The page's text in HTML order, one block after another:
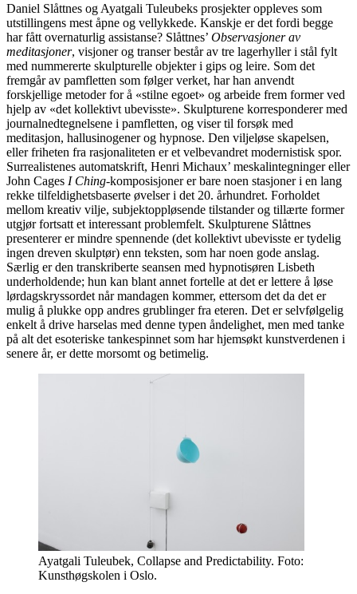
Daniel Slåttnes og Ayatgali Tuleubeks prosjekter oppleves som
utstillingens mest åpne og vellykkede. Kanskje er det fordi begge
har fått overnaturlig assistanse? Slåttnes’ Observasjoner av
meditasjoner, visjoner og transer består av tre lagerhyller i stål fylt
med nummererte skulpturelle objekter i gips og leire. Som det
fremgår av pamfletten som følger verket, har han anvendt
forskjellige metoder for å «stilne egoet» og arbeide frem former ved
hjelp av «det kollektivt ubevisste». Skulpturene korresponderer med
journalnedtegnelsene i pamfletten, og viser til forsøk med
meditasjon, hallusinogener og hypnose. Den viljeløse skapelsen,
eller friheten fra rasjonaliteten er et velbevandret modernistisk spor.
Surrealistenes automatskrift, Henri Michaux’ meskalintegninger eller
John Cages I Ching-komposisjoner er bare noen stasjoner i en lang
rekke tilfeldighetsbaserte øvelser i det 20. århundret. Forholdet
mellom kreativ vilje, subjektoppløsende tilstander og tillærte former
utgjør fortsatt et interessant problemfelt. Skulpturene Slåttnes
presenterer er mindre spennende (det kollektivt ubevisste er tydelig
ingen dreven skulptør) enn teksten, som har noen gode anslag.
Særlig er den transkriberte seansen med hypnotisøren Lisbeth
underholdende; hun kan blant annet fortelle at det er lettere å løse
lørdagskryssordet når mandagen kommer, ettersom det da det er
mulig å plukke opp andres grublinger fra eteren. Det er selvfølgelig
enkelt å drive harselas med denne typen åndelighet, men med tanke
på alt det esoteriske tankespinnet som har hjemsøkt kunstverdenen i
senere år, er dette morsomt og betimelig.
Ayatgali Tuleubek, Collapse and Predictability. Foto:
Kunsthøgskolen i Oslo.